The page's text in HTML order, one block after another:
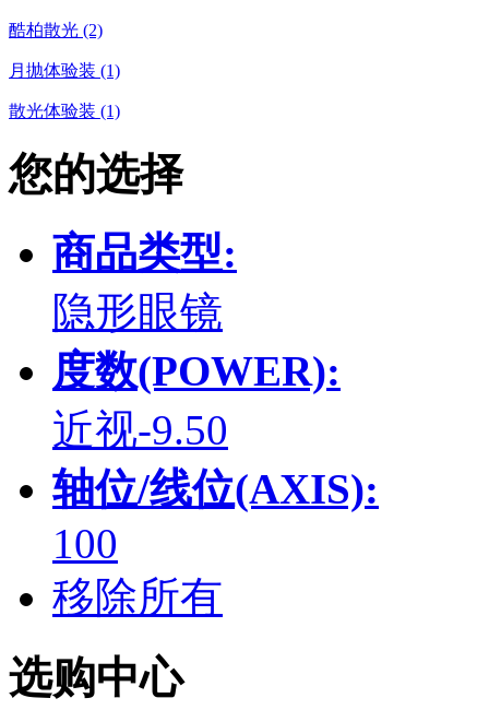
酷柏散光 (2)
月抛体验装 (1)
散光体验装 (1)
您的选择
商品类型:
隐形眼镜
度数(POWER):
近视-9.50
轴位/线位(AXIS):
100
移除所有
选购中心